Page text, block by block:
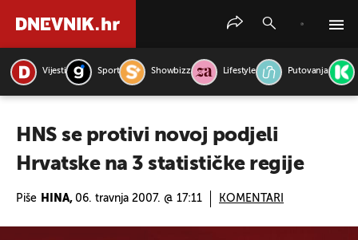
Vijesti Sport Showbizz Lifestyle Putovanja
HNS se protivi novoj podjeli
Hrvatske na 3 statističke regije
Piše HINA, 06. travnja 2007. @ 17:11 KOMENTARI
PRETRAŽITE VIJESTI